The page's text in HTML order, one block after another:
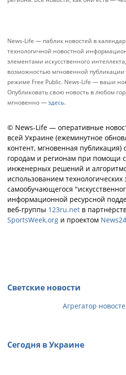
News-Life — паблик новостей в
технологичной новостной
элементами искусственного
возможностью мгновенной публикации
режиме Free Public. News-Life — ваши
Опубликовать свою новость в любом
мгновенно —здесь.
© News-Life — оперативные
всей Украине (ежеминутное
контент, мгновенная
городам и регионам при помощи
инженерных решений и
использованием технологических
самообучающегося
информационной ресурсной
веб-группы 123ru.net в
SportsWeek.org и проектом News24
Светские новости
Агрегатор
Сегодня в Украине